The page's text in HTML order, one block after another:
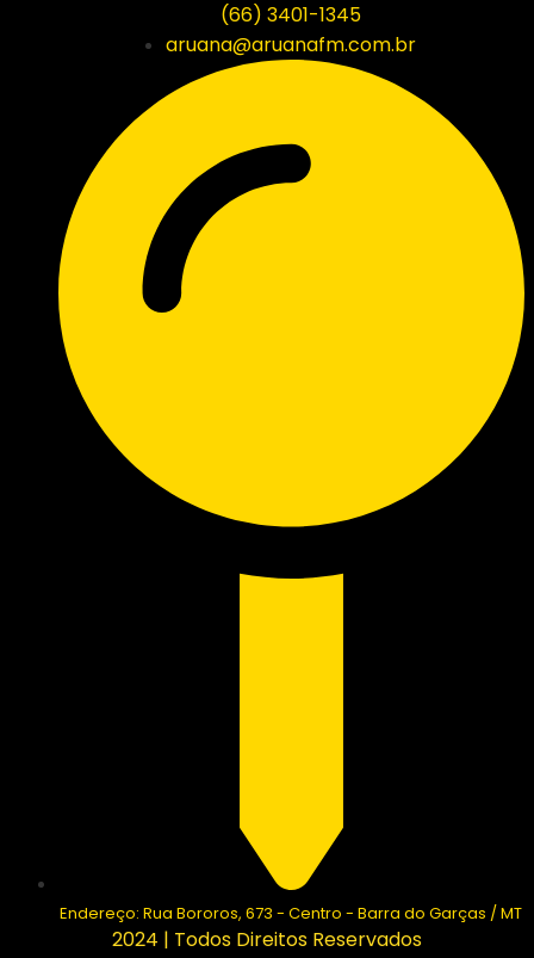
(66) 3401-1345
aruana@aruanafm.com.br
Endereço: Rua Bororos, 673 - Centro - Barra do Garças / MT
2024 | Todos Direitos Reservados